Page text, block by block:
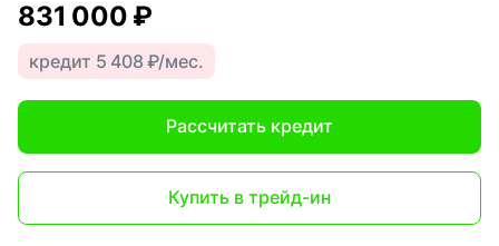
831 000 ₽
кредит 5 408 ₽/мес.
Рассчитать кредит
Купить в трейд-ин